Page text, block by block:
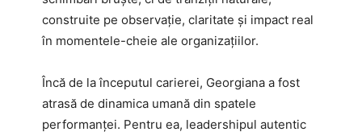
construite pe observație, claritate și impact real
în momentele-cheie ale organizațiilor.
Încă de la începutul carierei, Georgiana a fost
atrasă de dinamica umană din spatele
performanței. Pentru ea, leadershipul autentic